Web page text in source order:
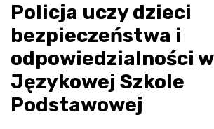
Policja uczy dzieci
bezpieczeństwa i
odpowiedzialności w
Językowej Szkole
Podstawowej